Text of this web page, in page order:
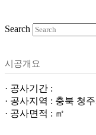
Search
시공개요
· 공사기간 :
· 공사지역 : 충북 청
· 공사면적 : ㎡